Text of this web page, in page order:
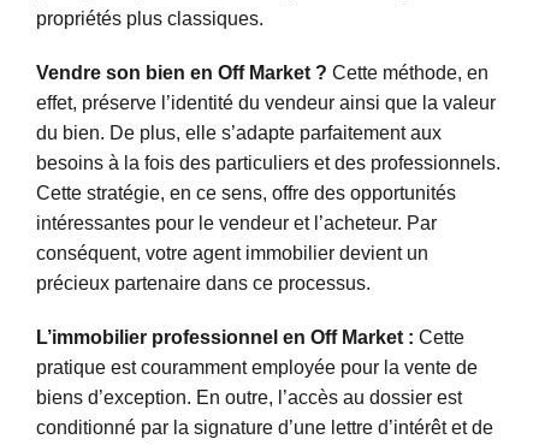
propriétés plus classiques.
Vendre son bien en Off Market ? Cette méthode, en
effet, préserve l’identité du vendeur ainsi que la valeur
du bien. De plus, elle s’adapte parfaitement aux
besoins à la fois des particuliers et des professionnels.
Cette stratégie, en ce sens, offre des opportunités
intéressantes pour le vendeur et l’acheteur. Par
conséquent, votre agent immobilier devient un
précieux partenaire dans ce processus.
L’immobilier professionnel en Off Market : Cette
pratique est couramment employée pour la vente de
biens d’exception. En outre, l’accès au dossier est
conditionné par la signature d’une lettre d’intérêt et de